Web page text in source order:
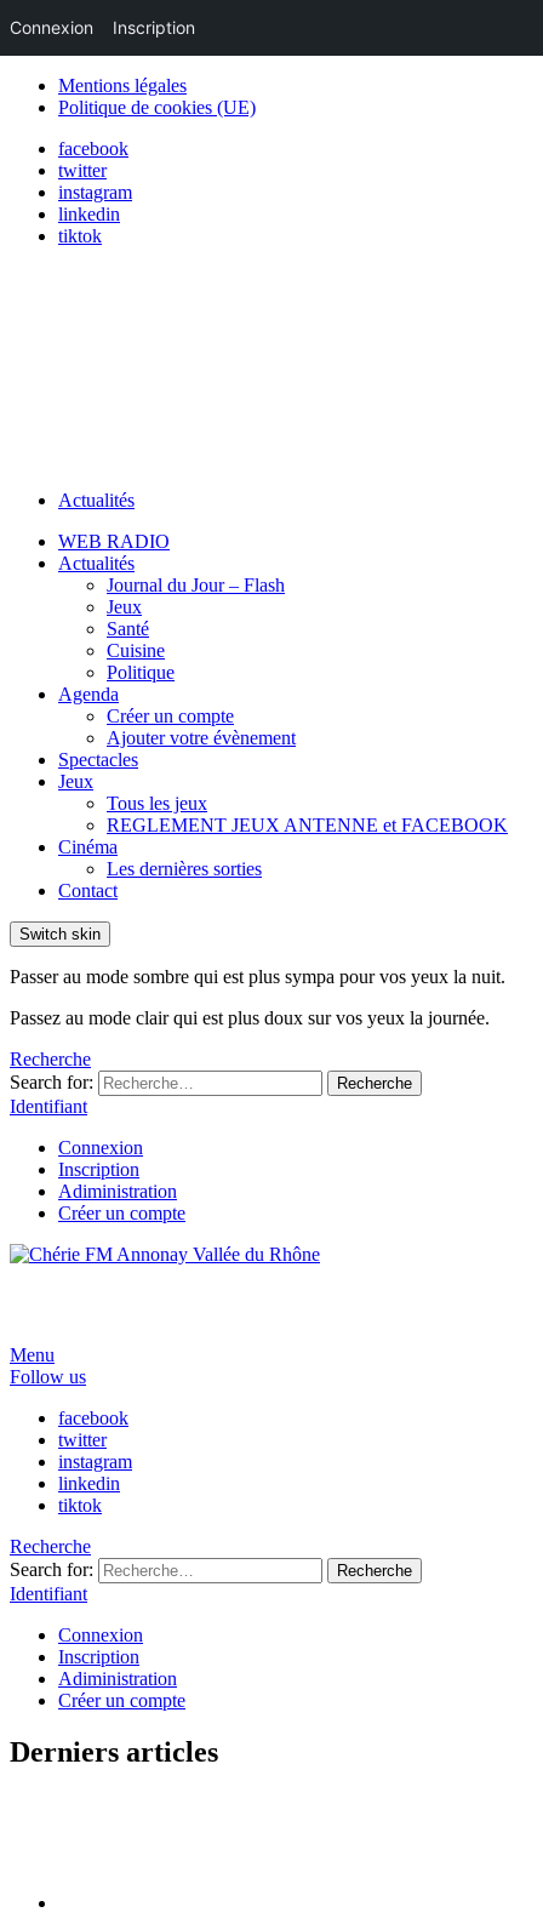
Mentions légales
Politique de cookies (UE)
facebook
twitter
instagram
linkedin
tiktok
Actualités
WEB RADIO
Actualités
Journal du Jour – Flash
Jeux
Santé
Cuisine
Politique
Agenda
Créer un compte
Ajouter votre évènement
Spectacles
Jeux
Tous les jeux
REGLEMENT JEUX ANTENNE et FACEBOOK
Cinéma
Les dernières sorties
Contact
Switch skin
Passer au mode sombre qui est plus sympa pour vos yeux la nuit.
Passez au mode clair qui est plus doux sur vos yeux la journée.
Recherche
Search for:
Recherche
Identifiant
Connexion
Inscription
Adiministration
Créer un compte
Menu
Follow us
facebook
twitter
instagram
linkedin
tiktok
Recherche
Search for:
Recherche
Identifiant
Connexion
Inscription
Adiministration
Créer un compte
Derniers articles
Connexion Inscription